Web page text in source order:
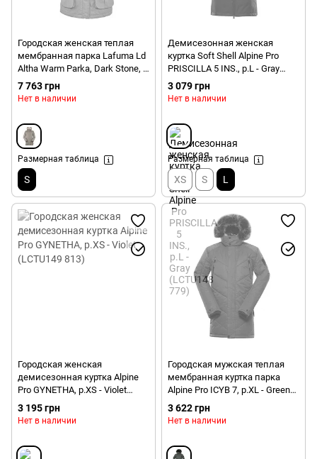
Городская женская теплая
мембранная парка Lafuma Ld
Altha Warm Parka, Dark Stone, S
(3080094493657)
7 763 грн
Нет в наличии
Размерная таблица
S
Демисезонная женская
куртка Soft Shell Alpine Pro
PRISCILLA 5 INS., р.L - Gray
(LCTU148 779)
3 079 грн
Нет в наличии
Размерная таблица
XS S L
Городская женская
демисезонная куртка Alpine
Pro GYNETHA, р.XS - Violet
(LCTU149 813)
3 195 грн
Нет в наличии
Городская мужская теплая
мембранная куртка парка
Alpine Pro ICYB 7, р.XL - Green
(MJCU486 558)
3 622 грн
Нет в наличии